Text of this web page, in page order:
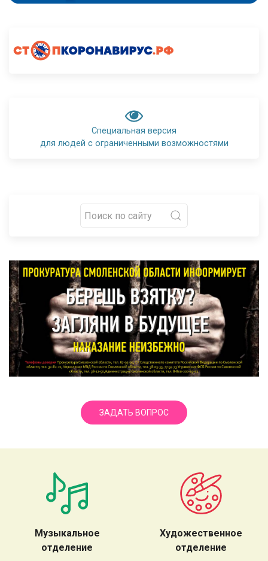
Специальная версия
для людей с ограниченными возможностями
ЗАДАТЬ ВОПРОС
Музыкальное
отделение
Художественное
отделение